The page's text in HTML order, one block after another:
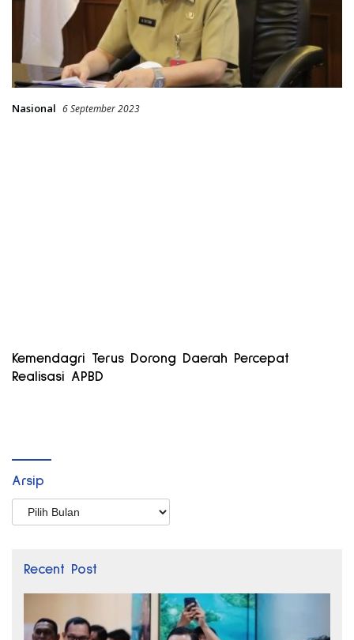
Nasional 6 September 2023
Kemendagri Terus Dorong Daerah Percepat
Realisasi APBD
Arsip
Arsip
Recent Post